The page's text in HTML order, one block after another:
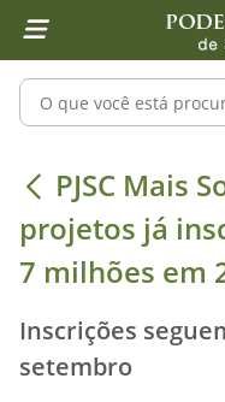
1 Ir para o conteúdo
2 Ir para a ferramenta
4 Ir para o menu
5 Ir para a pesquisa
6 Ir para o rodapé
7 Ir para a página inicial
Pesquisar no
PJSC Mais
PJSC Mais
projetos já
7 milhões em
Inscrições
setembro